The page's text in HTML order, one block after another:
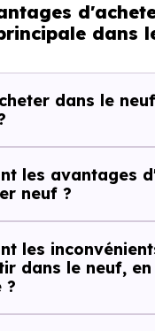
dans
dans le
les avantages
neuf ?
les
dans le neuf,
?